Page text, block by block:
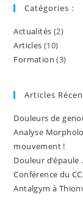
Catégories :
Actualités (2)
Articles (10)
Formation (3)
Articles
Douleurs de
Analyse
mouvement !
Douleur d’épaule
Conférence du
Antalgym à